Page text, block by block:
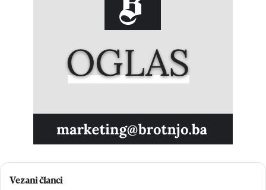
Vezani članci